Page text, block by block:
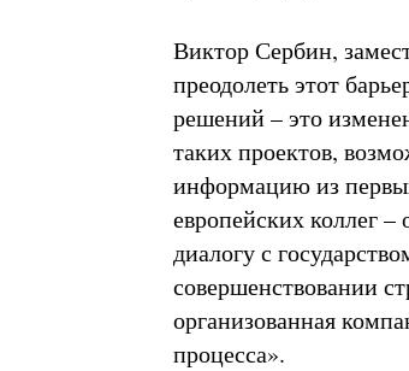
Виктор Сербин,
преодолеть этот
решений – это
таких проектов,
информацию из
европейских коллег
диалогу с
совершенствовании
организованная
процесса».